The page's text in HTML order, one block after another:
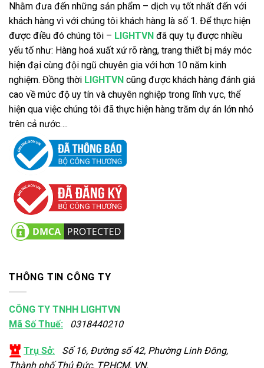
Nhằm đưa đến những sản phẩm – dịch vụ tốt nhất đến với
khách hàng vì với chúng tôi khách hàng là số 1. Để thực hiện
được điều đó chúng tôi – LIGHTVN đã quy tụ được nhiều
yếu tố như: Hàng hoá xuất xứ rõ ràng, trang thiết bị máy móc
hiện đại cùng đội ngũ chuyên gia với hơn 10 năm kinh
nghiệm. Đồng thời LIGHTVN cũng được khách hàng đánh giá
cao về mức độ uy tín và chuyên nghiệp trong lĩnh vực, thể
hiện qua việc chúng tôi đã thực hiện hàng trăm dự án lớn nhỏ
trên cả nước….
THÔNG TIN CÔNG TY
CÔNG TY TNHH LIGHTVN
Mã Số Thuế: 0318440210
Trụ Sở: Số 16, Đường số 42, Phường Linh Đông,
Thành phố Thủ Đức, TP.HCM, VN.